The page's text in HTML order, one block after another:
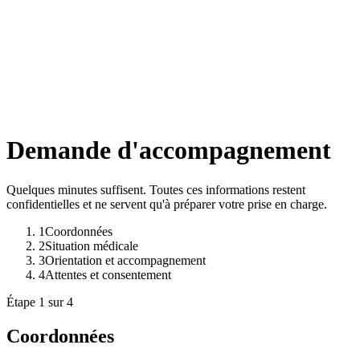
Demande d'accompagnement
Quelques minutes suffisent. Toutes ces informations restent
confidentielles et ne servent qu'à préparer votre prise en charge.
1Coordonnées
2Situation médicale
3Orientation et accompagnement
4Attentes et consentement
Étape 1 sur4
Coordonnées